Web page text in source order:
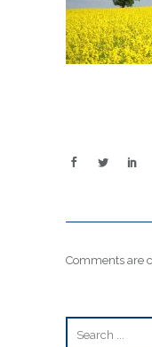
Comments are